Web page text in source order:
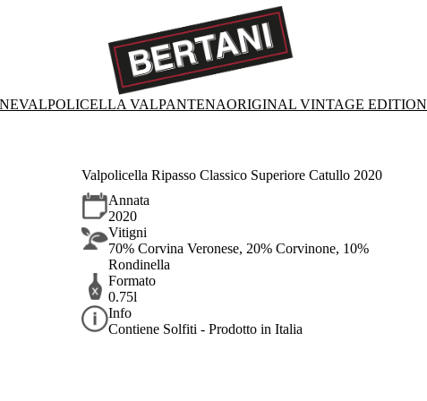
VALPOLICELLA VALPANTENAORIGINAL VINTAGE EDITION
Valpolicella Ripasso Classico Superiore Catullo 2020
Annata
2020
Vitigni
70% Corvina Veronese, 20% Corvinone, 10%
Rondinella
Formato
0.75l
Info
Contiene Solfiti - Prodotto in Italia